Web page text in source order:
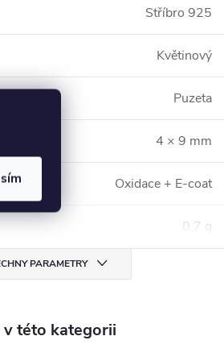
Stříbro 925
Květinový
Puzeta
4 × 9 mm
Oxidace + E-coat
0,7 g
PARAMETRY
této kategorii